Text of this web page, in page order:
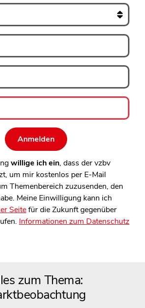
willige ich ein, dass der vzbv
um mir kostenlos per E-Mail
Themenbereich zuzusenden, den
Meine Einwilligung kann ich
Seitefür die Zukunft gegenüber
Informationen zum Datenschutz
zum Thema: